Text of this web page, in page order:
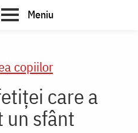
Meniu
copiilor
care a
un sfânt